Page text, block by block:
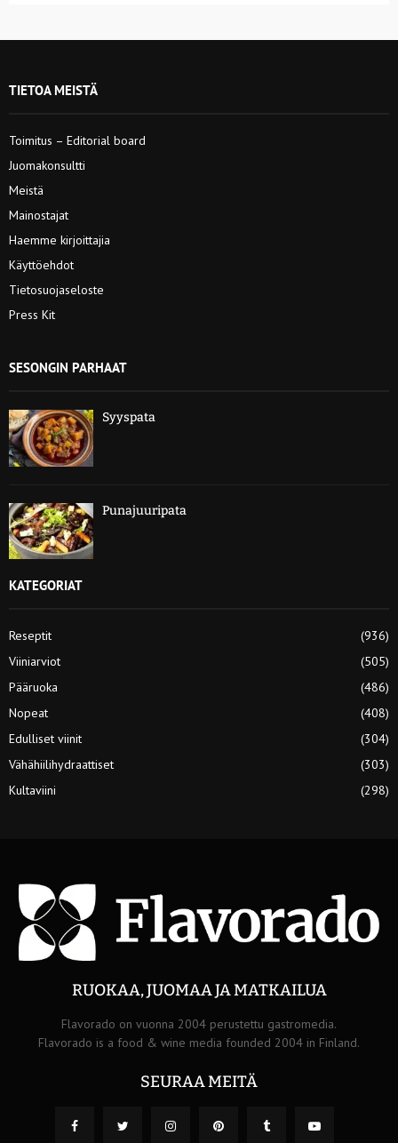
TIETOA MEISTÄ
Toimitus – Editorial board
Juomakonsultti
Meistä
Mainostajat
Haemme kirjoittajia
Käyttöehdot
Tietosuojaseloste
Press Kit
SESONGIN PARHAAT
Syyspata
Punajuuripata
KATEGORIAT
Reseptit
(936)
Viiniarviot
(505)
Pääruoka
(486)
Nopeat
(408)
Edulliset viinit
(304)
Vähähiilihydraattiset
(303)
Kultaviini
(298)
RUOKAA, JUOMAA JA MATKAILUA
Flavorado on vuonna 2004 perustettu gastromedia.
Flavorado is a food & wine media founded 2004 in Finland.
SEURAA MEITÄ